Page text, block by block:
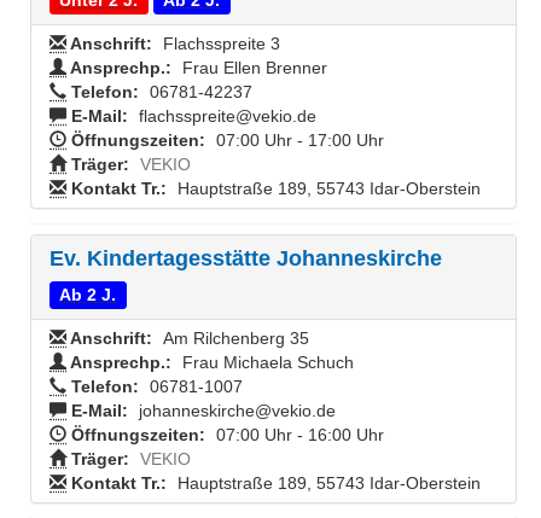
Anschrift:
Flachsspreite 3
Ansprechp.:
Frau Ellen Brenner
Telefon:
06781-42237
E-Mail:
flachsspreite@vekio.de
Öffnungszeiten:
07:00 Uhr - 17:00 Uhr
Träger:
VEKIO
Kontakt Tr.:
Hauptstraße 189, 55743 Idar-Oberstein
Ev. Kindertagesstätte Johanneskirche
Ab 2 J.
Anschrift:
Am Rilchenberg 35
Ansprechp.:
Frau Michaela Schuch
Telefon:
06781-1007
E-Mail:
johanneskirche@vekio.de
Öffnungszeiten:
07:00 Uhr - 16:00 Uhr
Träger:
VEKIO
Kontakt Tr.:
Hauptstraße 189, 55743 Idar-Oberstein